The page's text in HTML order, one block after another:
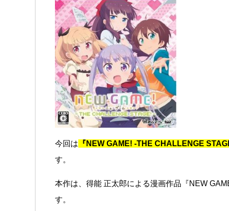
今回は 『NEW GAME! -THE CHALLENGE
す。
本作は、得能 正太郎による漫画作品『NEW
す。